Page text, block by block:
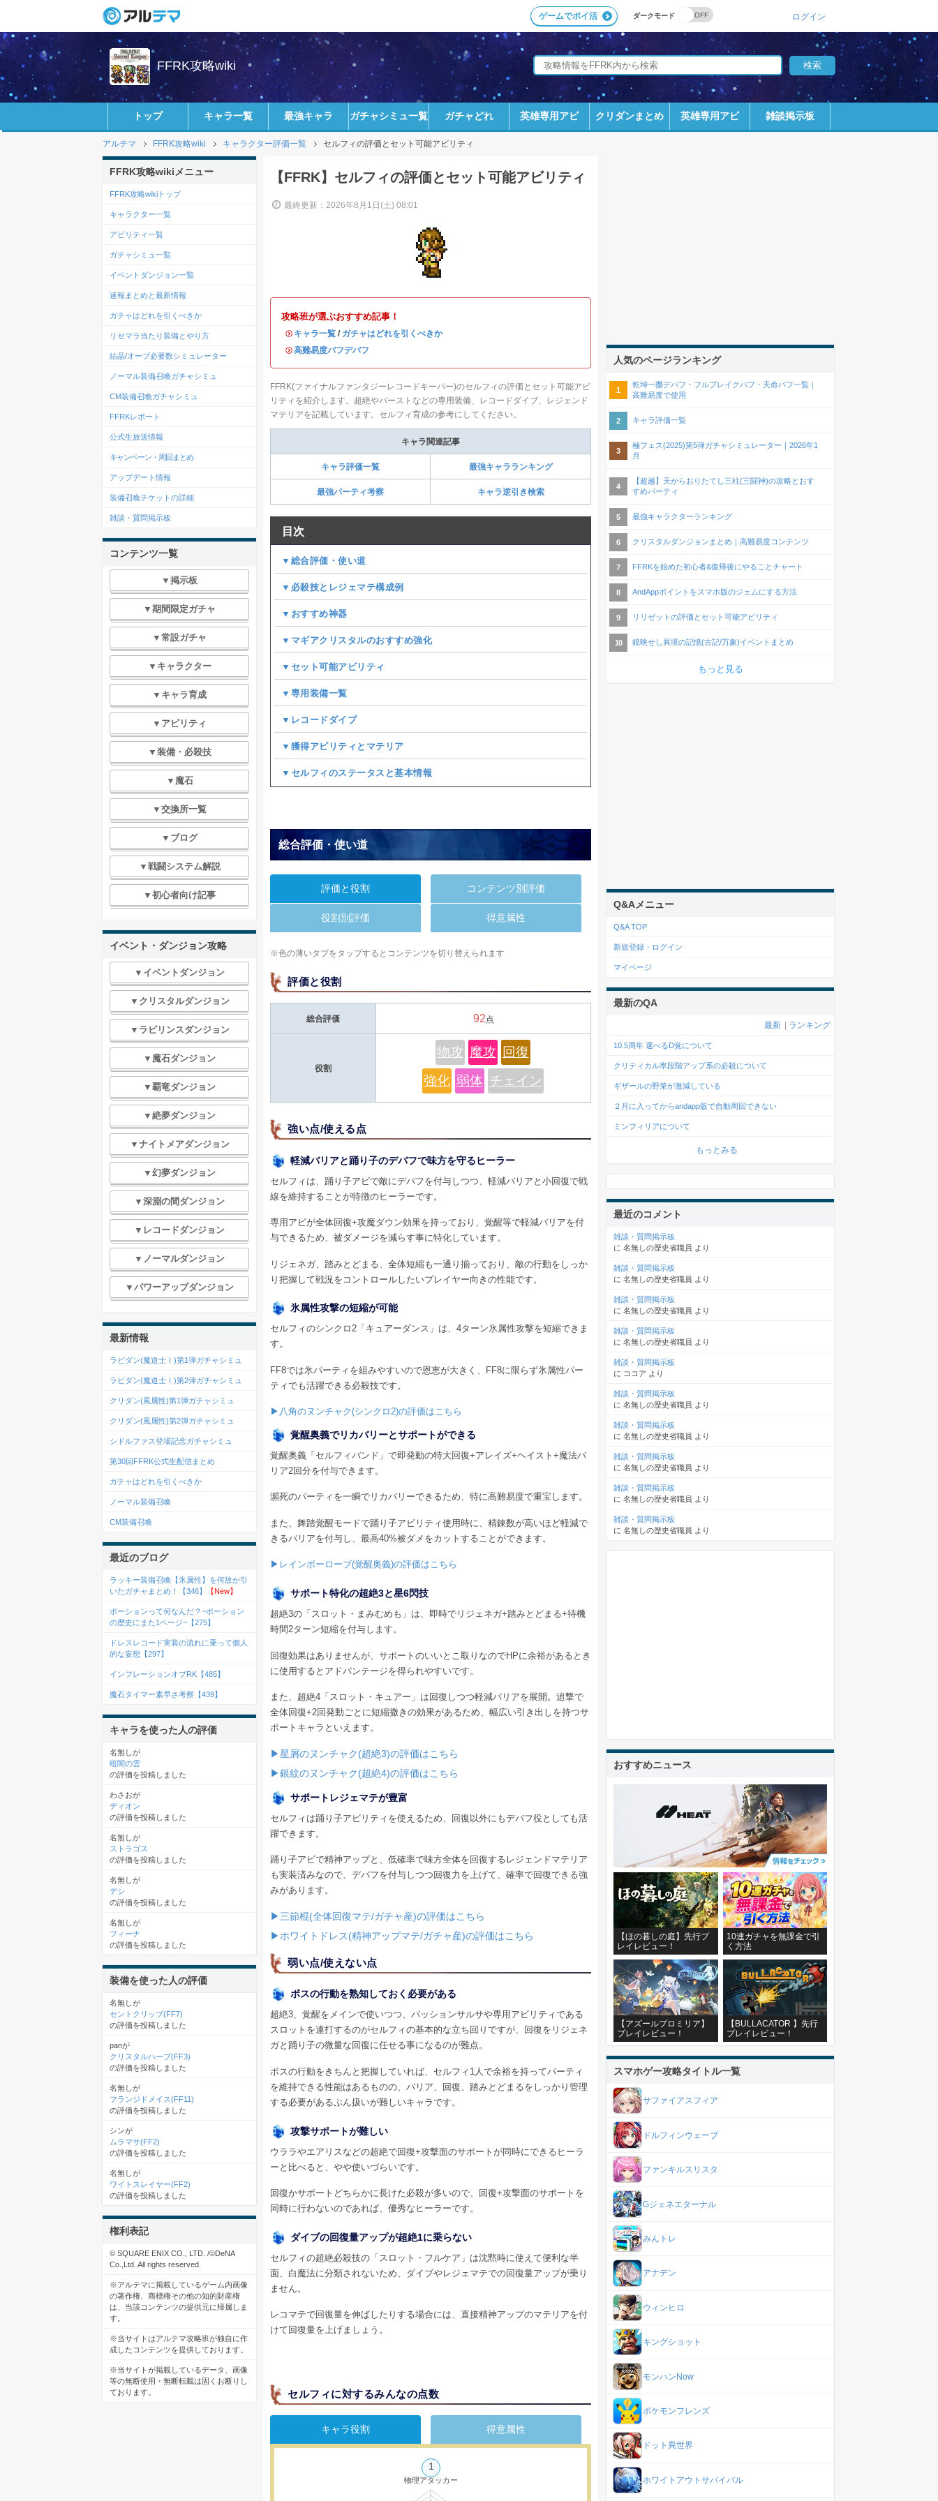
ダークモード
ゲームでポイ活 ログイン
FFRK攻略wiki
トップ キャラ一覧 最強キャラ ガチャシミュ一覧 ガチャどれ 英雄専用アビ クリダンまとめ 英雄専用アビ 雑談掲示板
アルテマ FFRK攻略wiki キャラクター評価一覧 セルフィの評価とセット可能アビリティ
【FFRK】セルフィの評価とセット可能アビリティ
最終更新：2026年8月1日(土) 08:01
攻略班が選ぶおすすめ記事！
・ キャラ一覧 / ガチャはどれを引くべきか
・高難易度バフデバフ
FFRK(ファイナルファンタジーレコードキーパー)のセルフィの評価とセット可能アビ
リティを紹介します。超絶やバーストなどの専用装備、レコードダイブ、レジェンド
マテリアを記載しています。セルフィ育成の参考にしてください。
キャラ関連記事
キャラ評価一覧 最強キャラランキング
最強パーティ考察 キャラ逆引き検索
目次
▼総合評価・使い道
▼必殺技とレジェマテ構成例
▼おすすめ神器
▼マギアクリスタルのおすすめ強化
▼セット可能アビリティ
▼専用装備一覧
▼レコードダイブ
▼獲得アビリティとマテリア
▼セルフィのステータスと基本情報
総合評価・使い道
評価と役割 コンテンツ別評価
役割別評価 得意属性
※色の薄いタブをタップするとコンテンツを切り替えられます
評価と役割
総合評価 92 点
役割
物攻 魔攻 回復
強化 弱体 チェイン
強い点/使える点
軽減バリアと踊り子のデバフで味方を守るヒーラー
セルフィは、踊り子アビで敵にデバフを付与しつつ、軽減バリアと小回復で戦
線を維持することが特徴のヒーラーです。
専用アビが全体回復+攻魔ダウン効果を持っており、覚醒等で軽減バリアを付
与できるため、被ダメージを減らす事に特化しています。
リジェネガ、踏みとどまる、全体短縮も一通り揃っており、敵の行動をしっか
り把握して戦況をコントロールしたいプレイヤー向きの性能です。
氷属性攻撃の短縮が可能
セルフィのシンクロ2「キュアーダンス」は、4ターン氷属性攻撃を短縮できま
す。
FF8では氷パーティを組みやすいので恩恵が大きく、FF8に限らず氷属性パー
ティでも活躍できる必殺技です。
▶八角のヌンチャク(シンクロ2)の評価はこちら
覚醒奥義でリカバリーとサポートができる
覚醒奥義「セルフィバンド」で即発動の特大回復+アレイズ+ヘイスト+魔法バ
リア2回分を付与できます。
瀕死のパーティを一瞬でリカバリーできるため、特に高難易度で重宝します。
また、舞踏覚醒モードで踊り子アビリティ使用時に、精錬数が高いほど軽減で
きるバリアを付与し、最高40%被ダメをカットすることができます。
▶レインボーローブ(覚醒奥義)の評価はこちら
サポート特化の超絶3と星6閃技
超絶3の「スロット・まみむめも」は、即時でリジェネガ+踏みとどまる+待機
時間2ターン短縮を付与します。
回復効果はありませんが、サポートのいいとこ取りなのでHPに余裕があるとき
に使用するとアドバンテージを得られやすいです。
また、超絶4「スロット・キュアー」は回復しつつ軽減バリアを展開。追撃で
全体回復+2回発動ごとに短縮撒きの効果があるため、幅広い引き出しを持つサ
ポートキャラといえます。
▶星屑のヌンチャク(超絶3)の評価はこちら
▶銀紋のヌンチャク(超絶4)の評価はこちら
サポートレジェマテが豊富
セルフィは踊り子アビリティを使えるため、回復以外にもデバフ役としても活
躍できます。
踊り子アビで精神アップと、低確率で味方全体を回復するレジェンドマテリア
も実装済みなので、デバフを付与しつつ回復力を上げて、確率で回復できる強
みがあります。
▶三節棍(全体回復マテ/ガチャ産)の評価はこちら
▶ホワイトドレス(精神アップマテ/ガチャ産)の評価はこちら
弱い点/使えない点
ボスの行動を熟知しておく必要がある
超絶3、覚醒をメインで使いつつ、パッションサルサや専用アビリティである
スロットを連打するのがセルフィの基本的な立ち回りですが、回復をリジェネ
ガと踊り子の微量な回復に任せる事になるのが難点。
ボスの行動をきちんと把握していれば、セルフィ1人で余裕を持ってパーティ
を維持できる性能はあるものの、バリア、回復、踏みとどまるをしっかり管理
する必要があるぶん扱いが難しいキャラです。
攻撃サポートが難しい
ウララやエアリスなどの超絶で回復+攻撃面のサポートが同時にできるヒーラ
ーと比べると、やや使いづらいです。
回復かサポートどちらかに長けた必殺が多いので、回復+攻撃面のサポートを
同時に行わないのであれば、優秀なヒーラーです。
ダイブの回復量アップが超絶1に乗らない
セルフィの超絶必殺技の「スロット・フルケア」は沈黙時に使えて便利な半
面、白魔法に分類されないため、ダイブやレジェマテでの回復量アップが乗り
ません。
レコマテで回復量を伸ばしたりする場合には、直接精神アップのマテリアを付
けて回復量を上げましょう。
セルフィに対するみんなの点数
キャラ役割 得意属性
1
物理アタッカー
FFRK攻略wikiメニュー
FFRK攻略wikiトップ
キャラクター一覧
アビリティ一覧
ガチャシミュ一覧
イベントダンジョン一覧
速報まとめと最新情報
ガチャはどれを引くべきか
リセマラ当たり装備とやり方
結晶/オーブ必要数シミュレーター
ノーマル装備召喚ガチャシミュ
CM装備召喚ガチャシミュ
FFRKレポート
公式生放送情報
キャンペーン・周回まとめ
アップデート情報
装備召喚チケットの詳細
雑談・質問掲示板
コンテンツ一覧
▼掲示板
▼期間限定ガチャ
▼常設ガチャ
▼キャラクター
▼キャラ育成
▼アビリティ
▼装備・必殺技
▼魔石
▼交換所一覧
▼ブログ
▼戦闘システム解説
▼初心者向け記事
イベント・ダンジョン攻略
▼イベントダンジョン
▼クリスタルダンジョン
▼ラビリンスダンジョン
▼魔石ダンジョン
▼覇竜ダンジョン
▼絶夢ダンジョン
▼ナイトメアダンジョン
▼幻夢ダンジョン
▼深淵の間ダンジョン
▼レコードダンジョン
▼ノーマルダンジョン
▼パワーアップダンジョン
最新情報
ラビダン(魔道士Ⅰ)第1弾ガチャシミュ
ラビダン(魔道士Ⅰ)第2弾ガチャシミュ
クリダン(風属性)第1弾ガチャシミュ
クリダン(風属性)第2弾ガチャシミュ
シドルファス登場記念ガチャシミュ
第30回FFRK公式生配信まとめ
ガチャはどれを引くべきか
ノーマル装備召喚
CM装備召喚
最近のブログ
ラッキー装備召喚【氷属性】を何故か引
いたガチャまとめ！【346】
【New】
ポーションって何なんだ？~ポーション
の歴史にまた1ページ~【275】
ドレスレコード実装の流れに乗って個人
的な妄想【297】
インフレーションオブRK【485】
魔石タイマー素早さ考察【439】
キャラを使った人の評価
名無しが
暗闇の雲
の評価を投稿しました
わさおが
ディオン
の評価を投稿しました
名無しが
ストラゴス
の評価を投稿しました
名無しが
デシ
の評価を投稿しました
名無しが
フィーナ
の評価を投稿しました
装備を使った人の評価
名無しが
セントクリップ(FF7)
の評価を投稿しました
panが
クリスタルハープ(FF3)
の評価を投稿しました
名無しが
フランジドメイス(FF11)
の評価を投稿しました
シンが
ムラマサ(FF2)
の評価を投稿しました
名無しが
ワイトスレイヤー(FF2)
の評価を投稿しました
権利表記
© SQUARE ENIX CO., LTD. /©DeNA
Co.,Ltd. All rights reserved.
※アルテマに掲載しているゲーム内画像
の著作権、商標権その他の知的財産権
は、当該コンテンツの提供元に帰属しま
す。
※当サイトはアルテマ攻略班が独自に作
成したコンテンツを提供しております。
※当サイトが掲載しているデータ、画像
等の無断使用・無断転載は固くお断りし
ております。
人気のページランキング
乾坤一擲デバフ・フルブレイクバフ・天命バフ一覧｜
高難易度で使用
キャラ評価一覧
極フェス(2025)第5弾ガチャシミュレーター｜2026年1
月
【超越】天からおりたてし三柱(三闘神)の攻略とおす
すめパーティ
最強キャラクターランキング
クリスタルダンジョンまとめ｜高難易度コンテンツ
FFRKを始めた初心者&復帰後にやることチャート
AndAppポイントをスマホ版のジェムにする方法
リリゼットの評価とセット可能アビリティ
鏡映せし異境の記憶(古記/万象)イベントまとめ
もっと見る
Q&Aメニュー
Q&A TOP
新規登録・ログイン
マイページ
最新のQA
最新 ランキング
10.5周年 選べるD覚について
クリティカル率段階アップ系の必殺について
ギザールの野菜が激減している
２月に入ってからandapp版で自動周回できない
ミンフィリアについて
もっとみる
最近のコメント
雑談・質問掲示板
に 名無しの歴史省職員 より
雑談・質問掲示板
に 名無しの歴史省職員 より
雑談・質問掲示板
に 名無しの歴史省職員 より
雑談・質問掲示板
に 名無しの歴史省職員 より
雑談・質問掲示板
に ココア より
雑談・質問掲示板
に 名無しの歴史省職員 より
雑談・質問掲示板
に 名無しの歴史省職員 より
雑談・質問掲示板
に 名無しの歴史省職員 より
雑談・質問掲示板
に 名無しの歴史省職員 より
雑談・質問掲示板
に 名無しの歴史省職員 より
おすすめニュース
【ほの暮しの庭】先行プ
レイレビュー！
10連ガチャを無課金で引
く方法
【アズールプロミリア】
プレイレビュー！
【BULLACATOR 】先行
プレイレビュー！
スマホゲー攻略タイトル一覧
サファイアスフィア
ドルフィンウェーブ
ファンキルスリスタ
Gジェネエターナル
みんトレ
アナデン
ウィンヒロ
キングショット
モンハンNow
ポケモンフレンズ
ドット異世界
ホワイトアウトサバイバル